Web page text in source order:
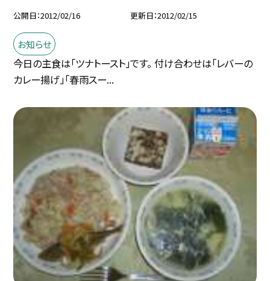
公開日 2012/02/16 更新日 2012/02/15
お知らせ
今日の主食は「ツナトースト」です。 付け合わせは「レバーの
カレー揚げ」「春雨スー...